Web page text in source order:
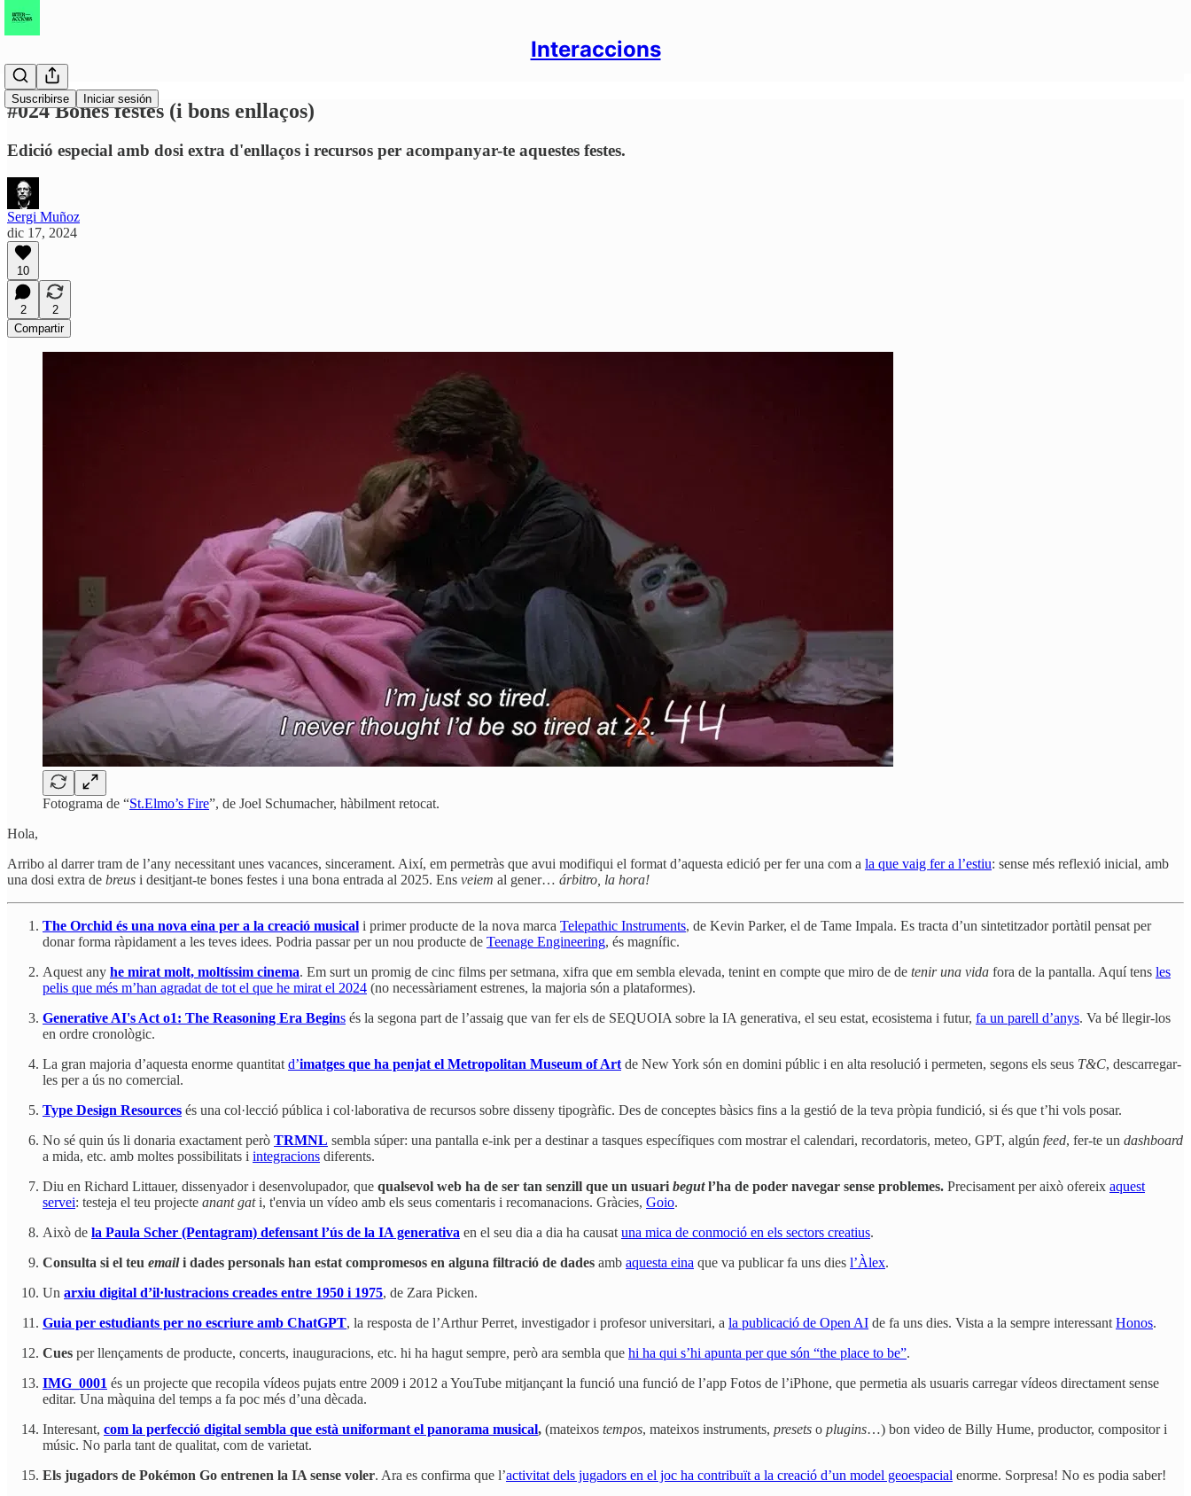
Interaccions
Suscribirse Iniciar sesión
#024 Bones festes (i bons enllaços)
Edició especial amb dosi extra d'enllaços i recursos per acompanyar-te aquestes festes.
Sergi Muñoz
dic 17, 2024
10
2
2
Compartir
Fotograma de “St.Elmo’s Fire”, de Joel Schumacher, hàbilment retocat.
Hola,
Arribo al darrer tram de l’any necessitant unes vacances, sincerament. Així, em permetràs que avui modifiqui el format d’aquesta edició per fer una com a la que vaig fer a l’estiu: sense més reflexió inicial, amb
una dosi extra de breus i desitjant-te bones festes i una bona entrada al 2025. Ens veiem al gener… árbitro, la hora!
The Orchid és una nova eina per a la creació musical i primer producte de la nova marca Telepathic Instruments, de Kevin Parker, el de Tame Impala. Es tracta d’un sintetitzador portàtil pensat per
donar forma ràpidament a les teves idees. Podria passar per un nou producte de Teenage Engineering, és magnífic.
Aquest any he mirat molt, moltíssim cinema. Em surt un promig de cinc films per setmana, xifra que em sembla elevada, tenint en compte que miro de de tenir una vida fora de la pantalla. Aquí tens les
pelis que més m’han agradat de tot el que he mirat el 2024 (no necessàriament estrenes, la majoria són a plataformes).
Generative AI's Act o1: The Reasoning Era Begins és la segona part de l’assaig que van fer els de SEQUOIA sobre la IA generativa, el seu estat, ecosistema i futur, fa un parell d’anys. Va bé llegir-los
en ordre cronològic.
La gran majoria d’aquesta enorme quantitat d’imatges que ha penjat el Metropolitan Museum of Art de New York són en domini públic i en alta resolució i permeten, segons els seus T&C, descarregar-
les per a ús no comercial.
Type Design Resources és una col·lecció pública i col·laborativa de recursos sobre disseny tipogràfic. Des de conceptes bàsics fins a la gestió de la teva pròpia fundició, si és que t’hi vols posar.
No sé quin ús li donaria exactament però TRMNL sembla súper: una pantalla e-ink per a destinar a tasques específiques com mostrar el calendari, recordatoris, meteo, GPT, algún feed, fer-te un dashboard
a mida, etc. amb moltes possibilitats i integracions diferents.
Diu en Richard Littauer, dissenyador i desenvolupador, que qualsevol web ha de ser tan senzill que un usuari begutl’ha de poder navegar sense problemes. Precisament per això ofereix aquest
servei: testeja el teu projecte anant gati, t'envia un vídeo amb els seus comentaris i recomanacions. Gràcies, Goio.
Això de la Paula Scher (Pentagram) defensant l’ús de la IA generativa en el seu dia a dia ha causat una mica de conmoció en els sectors creatius.
Consulta si el teu emaili dades personals han estat compromesos en alguna filtració de dades amb aquesta eina que va publicar fa uns dies l’Àlex.
Un arxiu digital d’il·lustracions creades entre 1950 i 1975, de Zara Picken.
Guia per estudiants per no escriure amb ChatGPT, la resposta de l’Arthur Perret, investigador i profesor universitari, a la publicació de Open AI de fa uns dies. Vista a la sempre interessant Honos.
Cues per llençaments de producte, concerts, inauguracions, etc. hi ha hagut sempre, però ara sembla que hi ha qui s’hi apunta per que són “the place to be”.
IMG_0001 és un projecte que recopila vídeos pujats entre 2009 i 2012 a YouTube mitjançant la funció una funció de l’app Fotos de l’iPhone, que permetia als usuaris carregar vídeos directament sense
editar. Una màquina del temps a fa poc més d’una dècada.
Interesant, com la perfecció digital sembla que està uniformant el panorama musical, (mateixos tempos, mateixos instruments, presets o plugins…) bon video de Billy Hume, productor, compositor i
músic. No parla tant de qualitat, com de varietat.
Els jugadors de Pokémon Go entrenen la IA sense voler. Ara es confirma que l’activitat dels jugadors en el joc ha contribuït a la creació d’un model geoespacial enorme. Sorpresa! No es podia saber!